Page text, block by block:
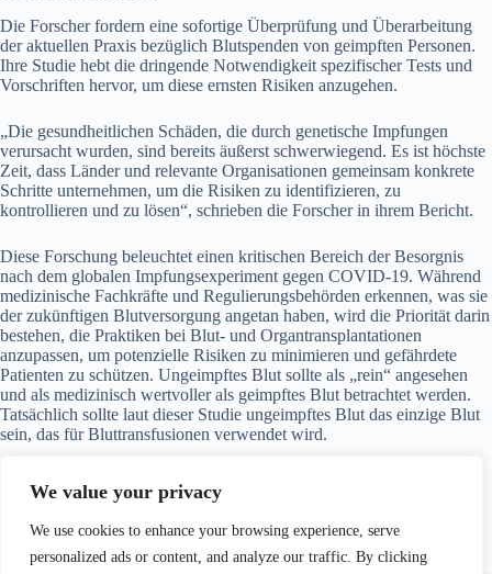
We value your privacy
We use cookies to enhance your browsing experience, serve
personalized ads or content, and analyze our traffic. By clicking
Die Forscher fordern eine sofortige Überprüfung und Überarbeitung
der aktuellen Praxis bezüglich Blutspenden von geimpften Personen.
Ihre Studie hebt die dringende Notwendigkeit spezifischer Tests und
Vorschriften hervor, um diese ernsten Risiken anzugehen.
„Die gesundheitlichen Schäden, die durch genetische Impfungen
verursacht wurden, sind bereits äußerst schwerwiegend. Es ist höchste
Zeit, dass Länder und relevante Organisationen gemeinsam konkrete
Schritte unternehmen, um die Risiken zu identifizieren, zu
kontrollieren und zu lösen“, schrieben die Forscher in ihrem Bericht.
Diese Forschung beleuchtet einen kritischen Bereich der Besorgnis
nach dem globalen Impfungsexperiment gegen COVID-19. Während
medizinische Fachkräfte und Regulierungsbehörden erkennen, was sie
der zukünftigen Blutversorgung angetan haben, wird die Priorität darin
bestehen, die Praktiken bei Blut- und Organtransplantationen
anzupassen, um potenzielle Risiken zu minimieren und gefährdete
Patienten zu schützen. Ungeimpftes Blut sollte als „rein“ angesehen
und als medizinisch wertvoller als geimpftes Blut betrachtet werden.
Tatsächlich sollte laut dieser Studie ungeimpftes Blut das einzige Blut
sein, das für Bluttransfusionen verwendet wird.
https://www.preprints.org/manuscript/202403.0881/v1